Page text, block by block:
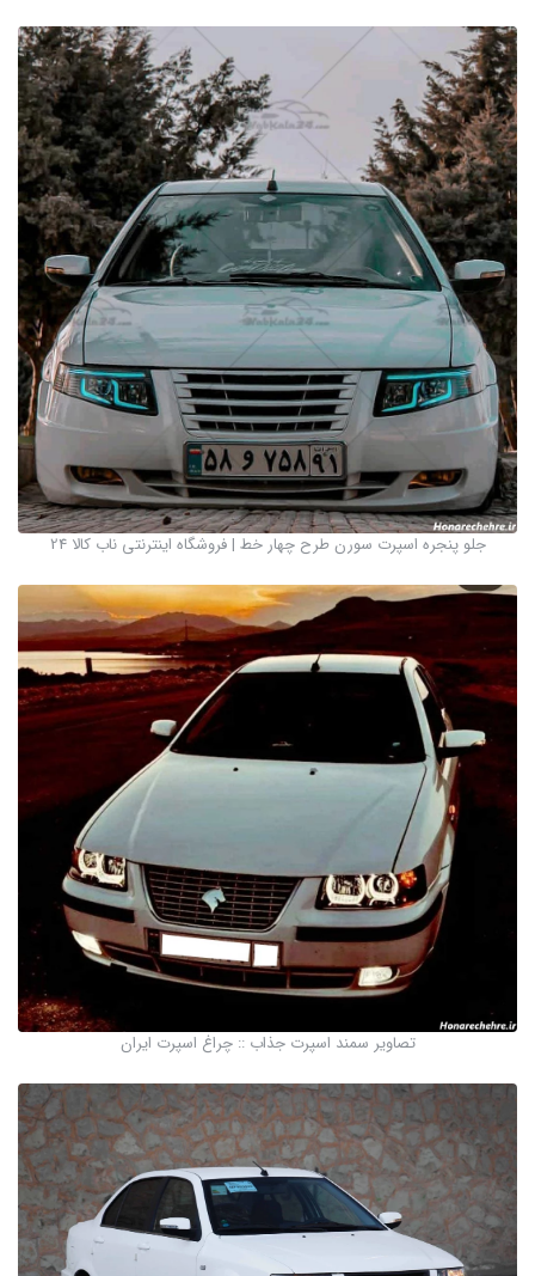
جلو پنجره اسپرت سورن طرح چهار خط | فروشگاه اینترنتی ناب کالا 24
تصاویر سمند اسپرت جذاب :: چراغ اسپرت ایران